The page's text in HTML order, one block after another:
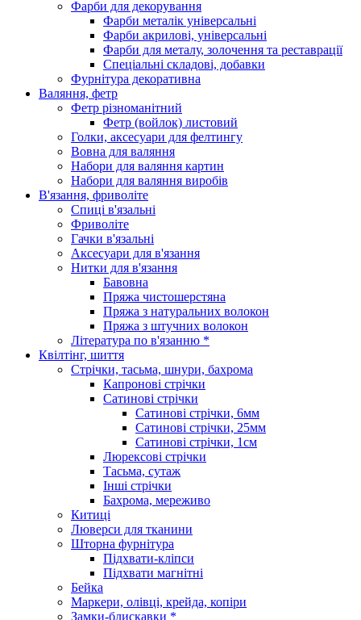
Фарби для декорування
Фарби металік універсальні
Фарби акрилові, універсальні
Фарби для металу, золочення та реставрації
Спеціальні складові, добавки
Фурнітура декоративна
Валяння, фетр
Фетр різноманітний
Фетр (войлок) листовий
Голки, аксесуари для фелтингу
Вовна для валяння
Набори для валяння картин
Набори для валяння виробів
В'язання, фриволіте
Спиці в'язальні
Фриволіте
Гачки в'язальні
Аксесуари для в'язання
Нитки для в'язання
Бавовна
Пряжа чистошерстяна
Пряжа з натуральних волокон
Пряжа з штучних волокон
Література по в'язанню *
Квілтінг, шиття
Стрічки, тасьма, шнури, бахрома
Капронові стрічки
Сатинові стрічки
Сатинові стрічки, 6мм
Сатинові стрічки, 25мм
Сатинові стрічки, 1см
Люрексові стрічки
Тасьма, сутаж
Інші стрічки
Бахрома, мереживо
Китиці
Люверси для тканини
Шторна фурнітура
Підхвати-кліпси
Підхвати магнітні
Бейка
Маркери, олівці, крейда, копіри
Замки-блискавки *